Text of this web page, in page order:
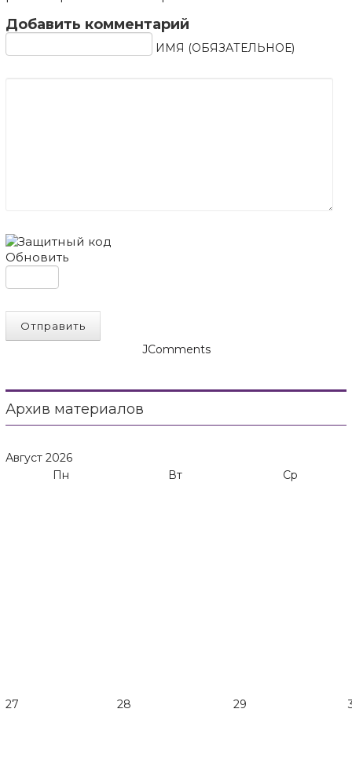
Добавить комментарий
ИМЯ (ОБЯЗАТЕЛЬНОЕ)
Обновить
Отправить
JComments
Архив материалов
Август 2026
Пн
Вт Ср
27 28 29